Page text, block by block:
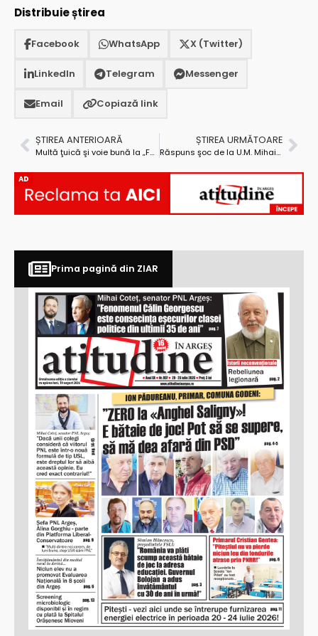
Distribuie știrea
Facebook WhatsApp X (Twitter)
LinkedIn Telegram Messenger
Email Copiază link
ȘTIREA ANTERIOARĂ
Multă ţuică şi voie bună la „Festivalul Ţuicii” de la Coşeşti
ȘTIREA URMĂTOARE
Răspuns şoc de la U.M. Mihai Viteazul
AD
Prima pagină din ZIAR